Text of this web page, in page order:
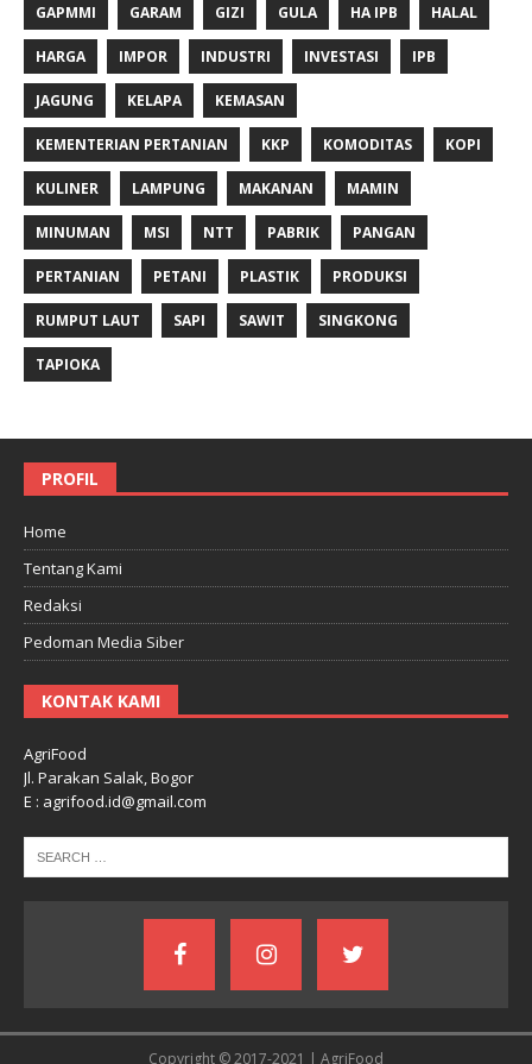
GAPMMI GARAM GIZI GULA HA IPB HALAL
HARGA IMPOR INDUSTRI INVESTASI IPB
JAGUNG KELAPA KEMASAN
KEMENTERIAN PERTANIAN KKP KOMODITAS KOPI
KULINER LAMPUNG MAKANAN MAMIN
MINUMAN MSI NTT PABRIK PANGAN
PERTANIAN PETANI PLASTIK PRODUKSI
RUMPUT LAUT SAPI SAWIT SINGKONG
TAPIOKA
PROFIL
Home
Tentang Kami
Redaksi
Pedoman Media Siber
KONTAK KAMI
AgriFood
Jl. Parakan Salak, Bogor
E : agrifood.id@gmail.com
Copyright © 2017-2021 | AgriFood